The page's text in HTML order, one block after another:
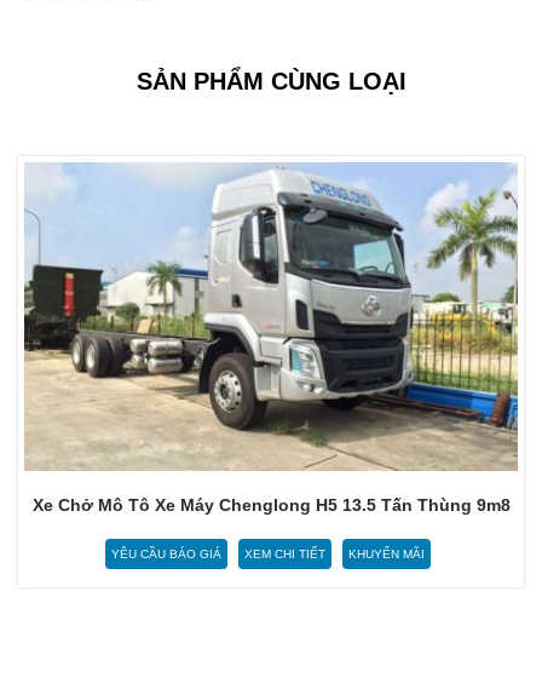
SẢN PHẨM CÙNG LOẠI
Xe Chở Mô Tô Xe Máy Chenglong H5 13.5 Tấn Thùng 9m8
YÊU CẦU BÁO GIÁ XEM CHI TIẾT KHUYẾN MÃI